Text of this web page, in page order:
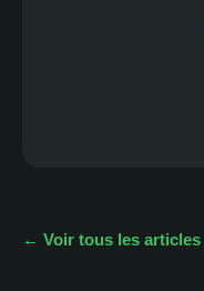
← Voir tous les